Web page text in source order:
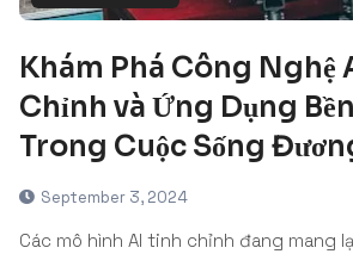
Khám Phá Công Nghệ
Chỉnh và Ứng Dụng
Trong Cuộc Sống
September 3, 2024
Các mô hình AI tinh chỉnh đang mang